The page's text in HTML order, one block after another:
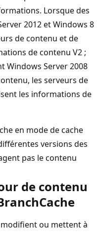
Lorsque des
2012 et Windows 8
de contenu et de
de contenu V2 ;
Windows Server 2008
les serveurs de
les informations de
en mode de cache
versions des
pas le contenu
de contenu
ou mettent à